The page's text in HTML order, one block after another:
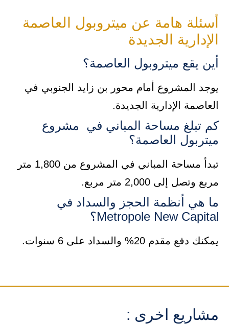
أسئلة هامة عن ميتروبول العاصمة
الإدارية الجديدة
أين يقع ميتروبول العاصمة؟
يوجد المشروع أمام محور بن زايد الجنوبي في
العاصمة الإدارية الجديدة.
كم تبلغ مساحة المباني في مشروع
ميتربول العاصمة؟
تبدأ مساحة المباني في المشروع من 1,800 متر
مربع وتصل إلى 2,000 متر مربع.
ما هي أنظمة الحجز والسداد في
Metropole New Capital؟
يمكنك دفع مقدم 20% والسداد على 6 سنوات.
مشاريع اخرى :